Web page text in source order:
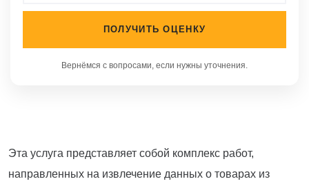
ПОЛУЧИТЬ ОЦЕНКУ
Вернёмся с вопросами, если нужны уточнения.
Эта услуга представляет собой комплекс работ,
направленных на извлечение данных о товарах из